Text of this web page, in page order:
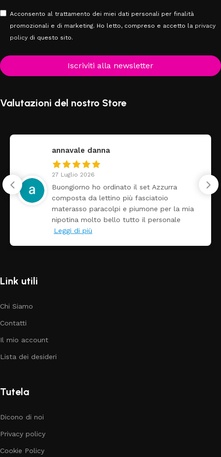
Acconsento al trattamento dei miei dati personali per finalità
promozionali e di marketing. Ho letto, compreso e accetto la privacy
policy di questo sito.
Iscriviti alla newsletter
Valutazioni del nostro Store
annavale danna
27 Luglio 2026
Buongiorno ho ordinato il set Azzurra
composta da lettino più fasciatoio
materasso paracolpi e piumone per la mia
nipotina molto bello tutto il personale
Leggi di più
Link utili
Chi Siamo
Contatti
Il mio account
Lista dei desideri
Tutela
Dicono di noi
Privacy policy
Cookie Policy